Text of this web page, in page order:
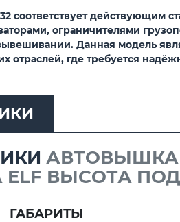
соответствует действующим
ограничителями
Данная модель
отраслей, где требуется
АВТОВЫШКА
ELF ВЫСОТА
ГАБАРИТЫ